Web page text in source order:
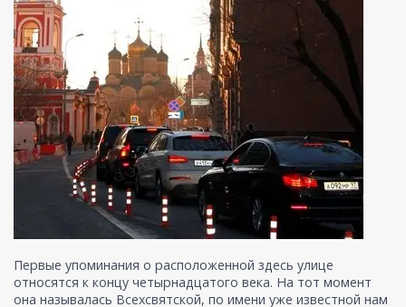
Первые упоминания о расположенной здесь улице
относятся к концу четырнадцатого века. На тот момент
она называлась Всехсвятской, по имени уже известной нам